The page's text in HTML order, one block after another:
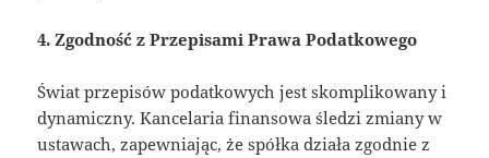
4. Zgodność z Przepisami Prawa Podatkowego
Świat przepisów podatkowych jest skomplikowany i
dynamiczny. Kancelaria finansowa śledzi zmiany w
ustawach, zapewniając, że spółka działa zgodnie z